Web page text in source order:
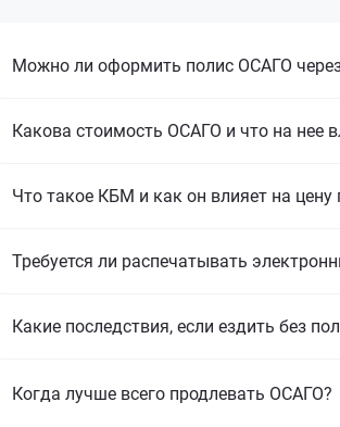
Можно ли оформить полис ОСАГО через
Какова стоимость ОСАГО и что на нее
Что такое КБМ и как он влияет на цену
Требуется ли распечатывать
Какие последствия, если ездить без
Когда лучше всего продлевать ОСАГО?